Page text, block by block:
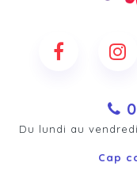
Du lundi au
Cap